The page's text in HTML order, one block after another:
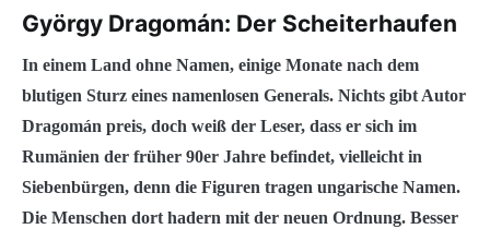
György Dragomán: Der Scheiterhaufen
In einem Land ohne Namen, einige Monate nach dem
blutigen Sturz eines namenlosen Generals. Nichts gibt Autor
Dragomán preis, doch weiß der Leser, dass er sich im
Rumänien der früher 90er Jahre befindet, vielleicht in
Siebenbürgen, denn die Figuren tragen ungarische Namen.
Die Menschen dort hadern mit der neuen Ordnung. Besser